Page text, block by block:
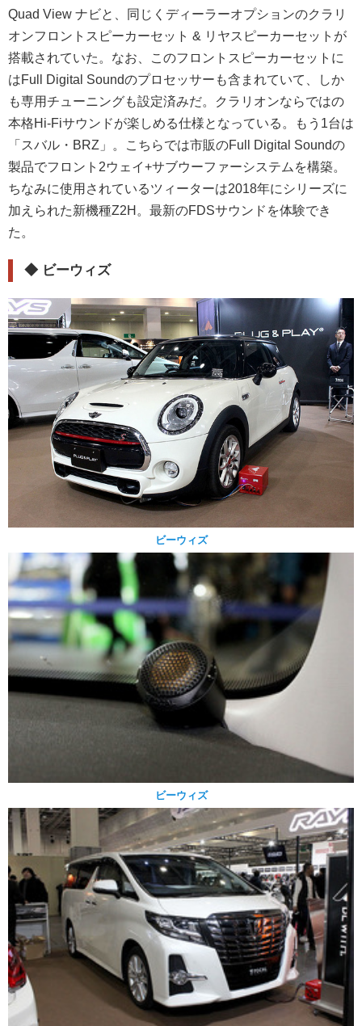
Quad View ナビと、同じくディーラーオプションのクラリ
オンフロントスピーカーセット & リヤスピーカーセットが
搭載されていた。なお、このフロントスピーカーセットに
はFull Digital Soundのプロセッサーも含まれていて、しか
も専用チューニングも設定済みだ。クラリオンならではの
本格Hi-Fiサウンドが楽しめる仕様となっている。もう1台は
「スバル・BRZ」。こちらでは市販のFull Digital Soundの
製品でフロント2ウェイ+サブウーファーシステムを構築。
ちなみに使用されているツィーターは2018年にシリーズに
加えられた新機種Z2H。最新のFDSサウンドを体験でき
た。
◆ ビーウィズ
ビーウィズ
ビーウィズ